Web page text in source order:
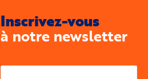
Inscrivez-vous
à notre newsletter